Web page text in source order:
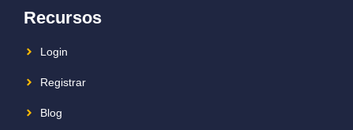
Recursos
Login
Registrar
Blog